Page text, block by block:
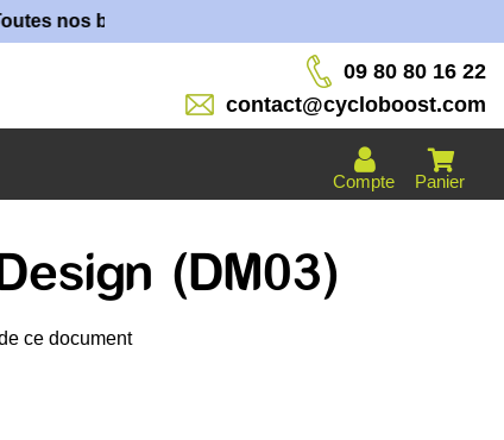
batteries sont fabriquées dans nos ateliers !
09 80 80 16 22
contact@cycloboost.com
Panier
Compte
(DM03)
ce document